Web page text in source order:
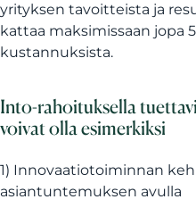
yrityksen tavoitteista ja
kattaa maksimissaan jopa
kustannuksista.
Into-rahoituksella
voivat olla esimerkiksi
1) Innovaatiotoiminnan
asiantuntemuksen avulla